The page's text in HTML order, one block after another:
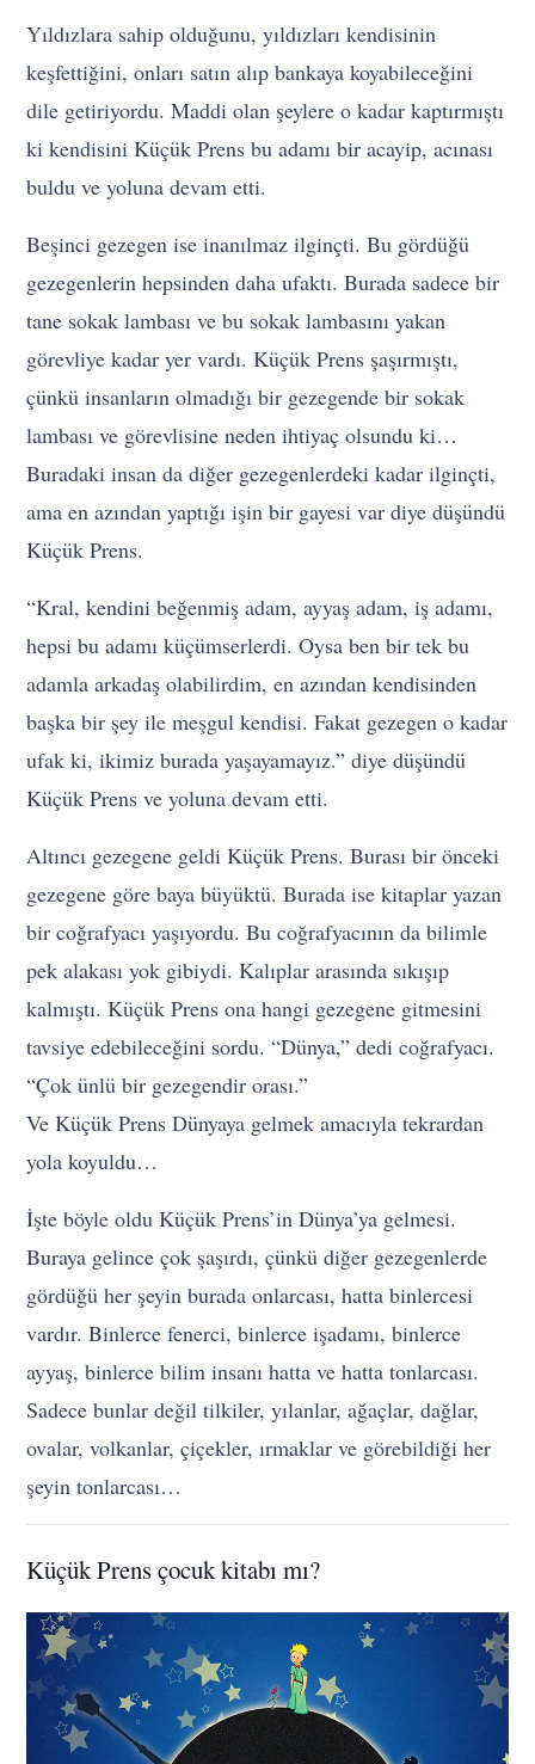
Yıldızlara sahip olduğunu, yıldızları kendisinin
keşfettiğini, onları satın alıp bankaya koyabileceğini
dile getiriyordu. Maddi olan şeylere o kadar kaptırmıştı
ki kendisini Küçük Prens bu adamı bir acayip, acınası
buldu ve yoluna devam etti.
Beşinci gezegen ise inanılmaz ilginçti. Bu gördüğü
gezegenlerin hepsinden daha ufaktı. Burada sadece bir
tane sokak lambası ve bu sokak lambasını yakan
görevliye kadar yer vardı. Küçük Prens şaşırmıştı,
çünkü insanların olmadığı bir gezegende bir sokak
lambası ve görevlisine neden ihtiyaç olsundu ki…
Buradaki insan da diğer gezegenlerdeki kadar ilginçti,
ama en azından yaptığı işin bir gayesi var diye düşündü
Küçük Prens.
“Kral, kendini beğenmiş adam, ayyaş adam, iş adamı,
hepsi bu adamı küçümserlerdi. Oysa ben bir tek bu
adamla arkadaş olabilirdim, en azından kendisinden
başka bir şey ile meşgul kendisi. Fakat gezegen o kadar
ufak ki, ikimiz burada yaşayamayız.” diye düşündü
Küçük Prens ve yoluna devam etti.
Altıncı gezegene geldi Küçük Prens. Burası bir önceki
gezegene göre baya büyüktü. Burada ise kitaplar yazan
bir coğrafyacı yaşıyordu. Bu coğrafyacının da bilimle
pek alakası yok gibiydi. Kalıplar arasında sıkışıp
kalmıştı. Küçük Prens ona hangi gezegene gitmesini
tavsiye edebileceğini sordu. “Dünya,” dedi coğrafyacı.
“Çok ünlü bir gezegendir orası.”
Ve Küçük Prens Dünyaya gelmek amacıyla tekrardan
yola koyuldu…
İşte böyle oldu Küçük Prens’in Dünya’ya gelmesi.
Buraya gelince çok şaşırdı, çünkü diğer gezegenlerde
gördüğü her şeyin burada onlarcası, hatta binlercesi
vardır. Binlerce fenerci, binlerce işadamı, binlerce
ayyaş, binlerce bilim insanı hatta ve hatta tonlarcası.
Sadece bunlar değil tilkiler, yılanlar, ağaçlar, dağlar,
ovalar, volkanlar, çiçekler, ırmaklar ve görebildiği her
şeyin tonlarcası…
Küçük Prens çocuk kitabı mı?